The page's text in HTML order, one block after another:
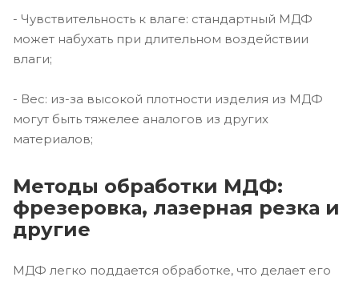
- Чувствительность к влаге: стандартный МДФ
может набухать при длительном воздействии
влаги;
- Вес: из-за высокой плотности изделия из МДФ
могут быть тяжелее аналогов из других
материалов;
Методы обработки МДФ:
фрезеровка, лазерная резка и
другие
МДФ легко поддается обработке, что делает его